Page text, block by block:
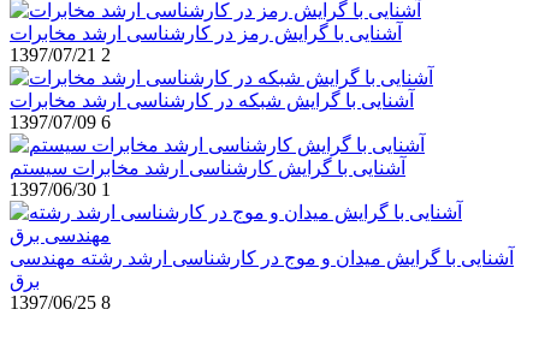
آشنایی با گرایش رمز در کارشناسی ارشد مخابرات
1397/07/21 2
آشنایی با گرایش شبکه در کارشناسی ارشد مخابرات
1397/07/09 6
آشنایی با گرایش کارشناسی ارشد مخابرات سیستم
1397/06/30 1
آشنایی با گرایش میدان و موج در کارشناسی ارشد رشته مهندسی
برق
1397/06/25 8